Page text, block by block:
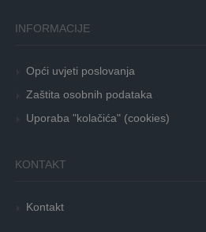
INFORMACIJE
Opći uvjeti poslovanja
Zaštita osobnih podataka
Uporaba "kolačića" (cookies)
KONTAKT
Kontakt